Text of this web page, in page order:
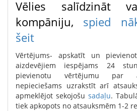
Vēlies salīdzināt
kompāniju, spied
šeit
Vērtējums- apskatīt un
aizdevējiem iespējams 24
pievienotu vērtējumu par
nepieciešams uzrakstīt arī
apmeklējot sekojošu sadaļu.
tiek apkopots no atsauksmēm 1-2